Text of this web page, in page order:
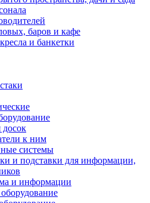
баров и кафе
и банкетки
досок
к ним
системы
и подставки для информации,
и информации